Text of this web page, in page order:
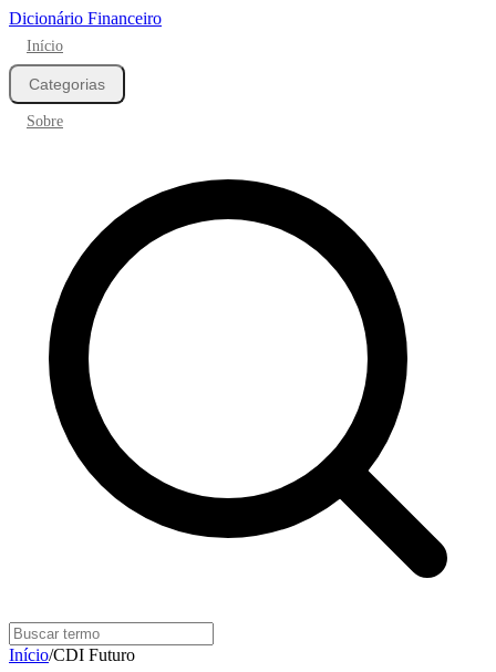
Dicionário Financeiro
Início
Categorias
Sobre
Início/CDI Futuro